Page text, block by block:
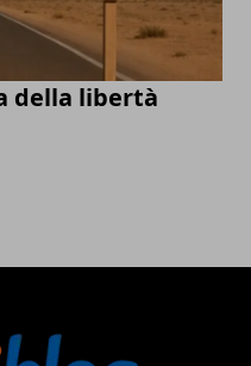
della libertà